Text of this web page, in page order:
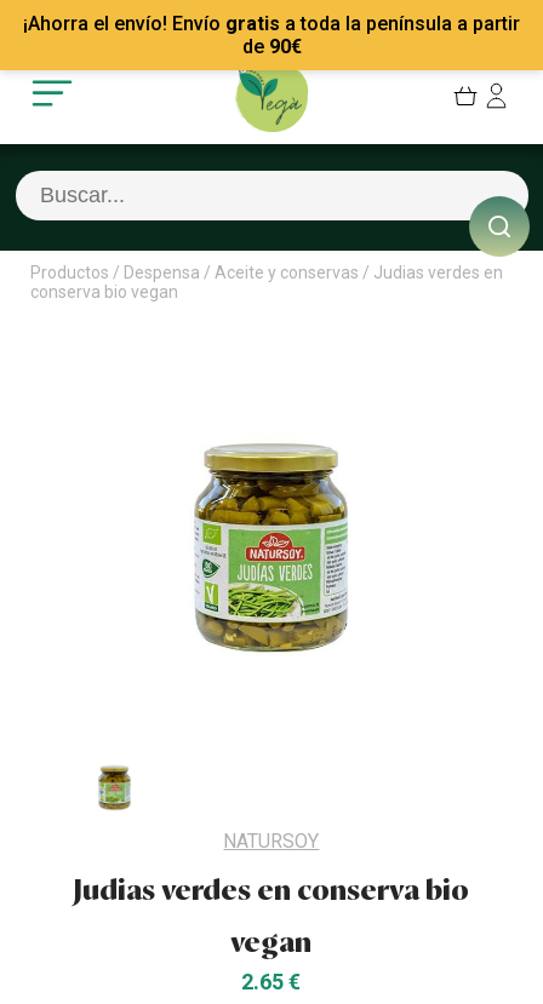
¡Ahorra el envío! Envío gratis a toda la península a partir
de 90€
Mis Pedidos
Mis favoritos
Cerrar sesión
Recetas
Empresas
Contacto
Productos / Despensa / Aceite y conservas / Judias verdes en
conserva bio vegan
NATURSOY
Judias verdes en conserva bio
vegan
2.65 €